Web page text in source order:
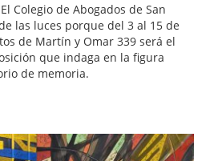
Colegio de Abogados de San
las luces porque del 3 al 15 de
de Martín y Omar 339 será el
que indaga en la figura
de memoria.